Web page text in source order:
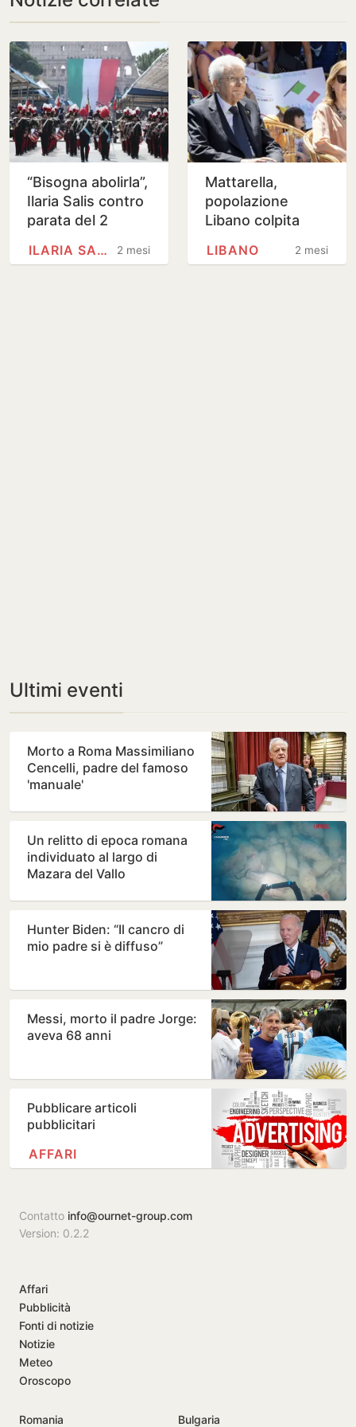
“Bisogna abolirla”,
Ilaria Salis contro
parata del 2
2 mesi
ILARIA SALIS
Mattarella,
popolazione
Libano colpita
modo indebito2 mesi
LIBANO
Ultimi eventi
Morto a Roma Massimiliano
Cencelli, padre del famoso
'manuale'
Un relitto di epoca romana
individuato al largo di
Mazara del Vallo
Hunter Biden: “Il cancro di
mio padre si è diffuso”
Messi, morto il padre Jorge:
aveva 68 anni
Pubblicare articoli
pubblicitari
AFFARI
Contatto info@ournet-group.com
Version: 0.2.2
Affari
Pubblicità
Fonti di notizie
Notizie
Meteo
Oroscopo
Romania Bulgaria